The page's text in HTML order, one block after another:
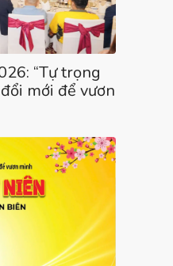
“Tự trọng
mới để vươn